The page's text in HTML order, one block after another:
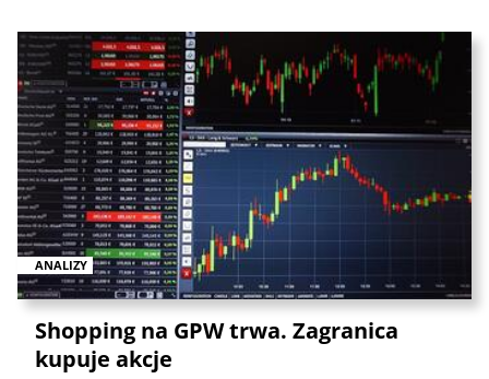
ANALIZY
Shopping na GPW trwa. Zagranica
kupuje akcje